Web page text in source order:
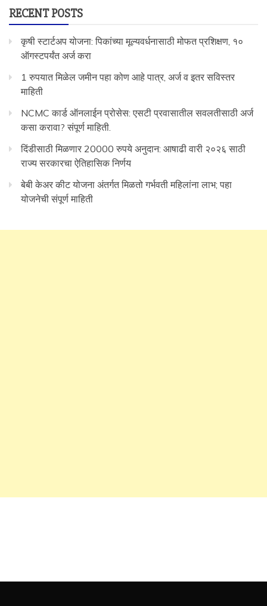
RECENT POSTS
कृषी स्टार्टअप योजना: पिकांच्या मूल्यवर्धनासाठी मोफत प्रशिक्षण, १०
ऑगस्टपर्यंत अर्ज करा
1 रुपयात मिळेल जमीन पहा कोण आहे पात्र, अर्ज व इतर सविस्तर
माहिती
NCMC कार्ड ऑनलाईन प्रोसेस: एसटी प्रवासातील सवलतीसाठी अर्ज
कसा करावा? संपूर्ण माहिती.
दिंडीसाठी मिळणार 20000 रुपये अनुदान: आषाढी वारी २०२६ साठी
राज्य सरकारचा ऐतिहासिक निर्णय
बेबी केअर कीट योजना अंतर्गत मिळतो गर्भवती महिलांना लाभ; पहा
योजनेची संपूर्ण माहिती